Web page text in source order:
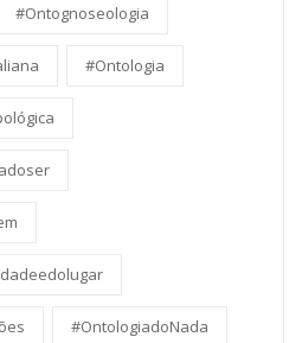
#Ontognoseologia
#Ontologia
#OntologiadoNada